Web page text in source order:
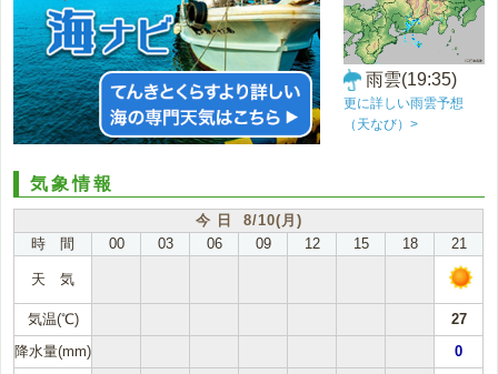
雨雲(19:35)
更に詳しい雨雲予想
（天なび）>
気象情報
今 日 8/10(月)
時 間
00 03 06 09 12 15 18 21
天 気
気温(℃)
27
降水量(mm)
0